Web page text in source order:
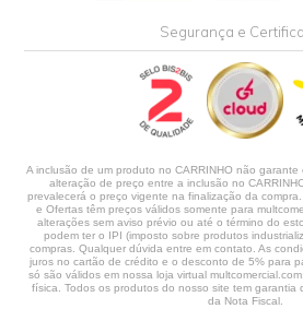
Segurança e
A inclusão de um produto no CARRINHO não
alteração de preço entre a inclusão no
prevalecerá o preço vigente na finalização da
e Ofertas têm preços válidos somente para
alterações sem aviso prévio ou até o término do
podem ter o IPI (imposto sobre produtos
compras. Qualquer dúvida entre em contato. As
juros no cartão de crédito e o desconto de 5% para
só são válidos em nossa loja virtual
física. Todos os produtos do nosso site tem garantia
da Nota Fiscal.